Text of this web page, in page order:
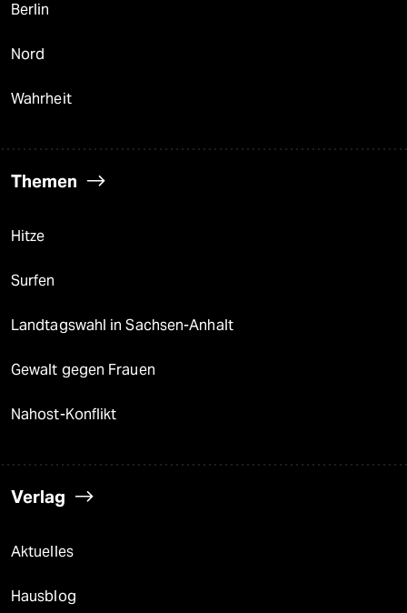
Berlin
Nord
Wahrheit
Themen
Hitze
Surfen
Landtagswahl in Sachsen-Anhalt
Gewalt gegen Frauen
Nahost-Konflikt
Verlag
Aktuelles
Hausblog